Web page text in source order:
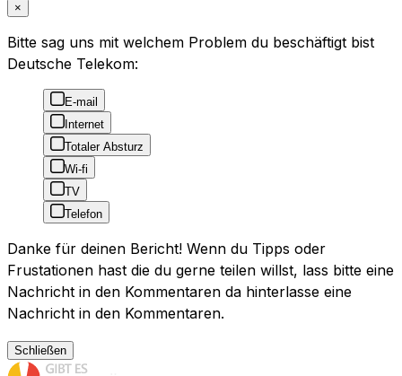
×
Bitte sag uns mit welchem Problem du beschäftigt bist
Deutsche Telekom:
E-mail
Internet
Totaler Absturz
Wi-fi
TV
Telefon
Danke für deinen Bericht! Wenn du Tipps oder
Frustationen hast die du gerne teilen willst, lass bitte eine
Nachricht in den Kommentaren da hinterlasse eine
Nachricht in den Kommentaren.
Schließen